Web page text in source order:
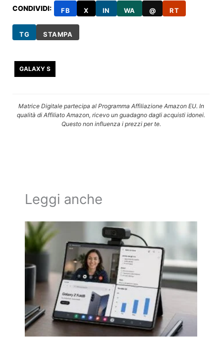
CONDIVIDI: FB X IN WA @ RT
TG STAMPA
GALAXY S
Matrice Digitale partecipa al Programma Affiliazione Amazon EU. In
qualità di Affiliato Amazon, ricevo un guadagno dagli acquisti idonei.
Questo non influenza i prezzi per te.
Leggi anche